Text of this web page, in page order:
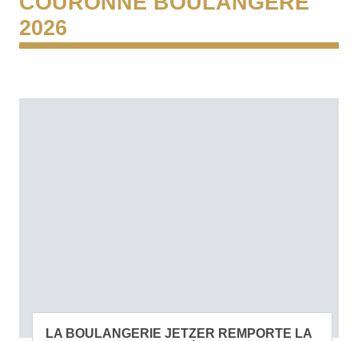
2026
LA BOULANGERIE JETZER REMPORTE LA